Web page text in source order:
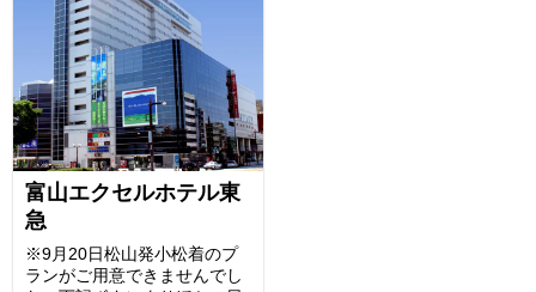
富山エクセルホテル東
急
※9月20日松山発小松着のプ
ランがご用意できませんでし